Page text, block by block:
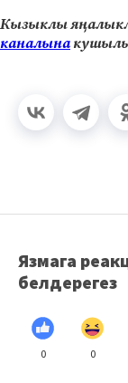
Кызыклы
каналына
Язмага
белдерегез
0 0